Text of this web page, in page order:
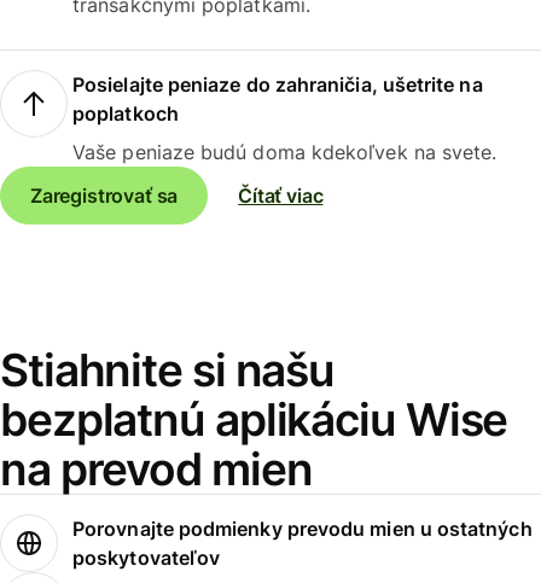
transakčnými poplatkami.
Posielajte peniaze do zahraničia, ušetrite na
poplatkoch
Vaše peniaze budú doma kdekoľvek na svete.
Zaregistrovať sa
Čítať viac
Stiahnite si našu
bezplatnú aplikáciu Wise
na prevod mien
Porovnajte podmienky prevodu mien u ostatných
poskytovateľov